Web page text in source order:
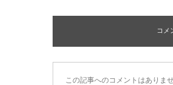
コメ
この記事へのコメントはありませ